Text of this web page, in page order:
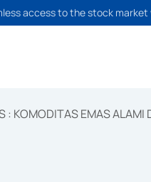
access to the stock market
: KOMODITAS EMAS ALAMI